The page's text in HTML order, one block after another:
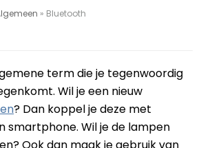
Massage Guns
Guns
» Bluetooth
term die je tegenwoordig
Wil je een nieuw
? Dan koppel je deze met
smartphone. Wil je de lampen